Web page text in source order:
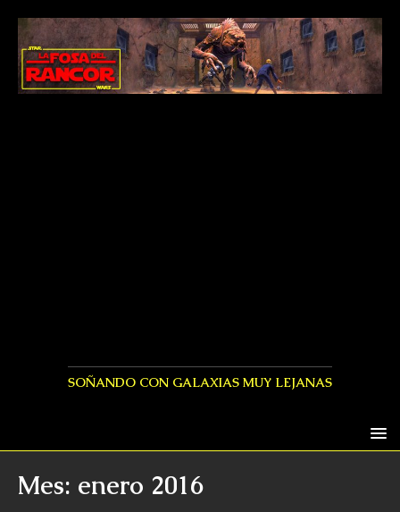
SOÑANDO CON GALAXIAS MUY LEJANAS
Mes: enero 2016